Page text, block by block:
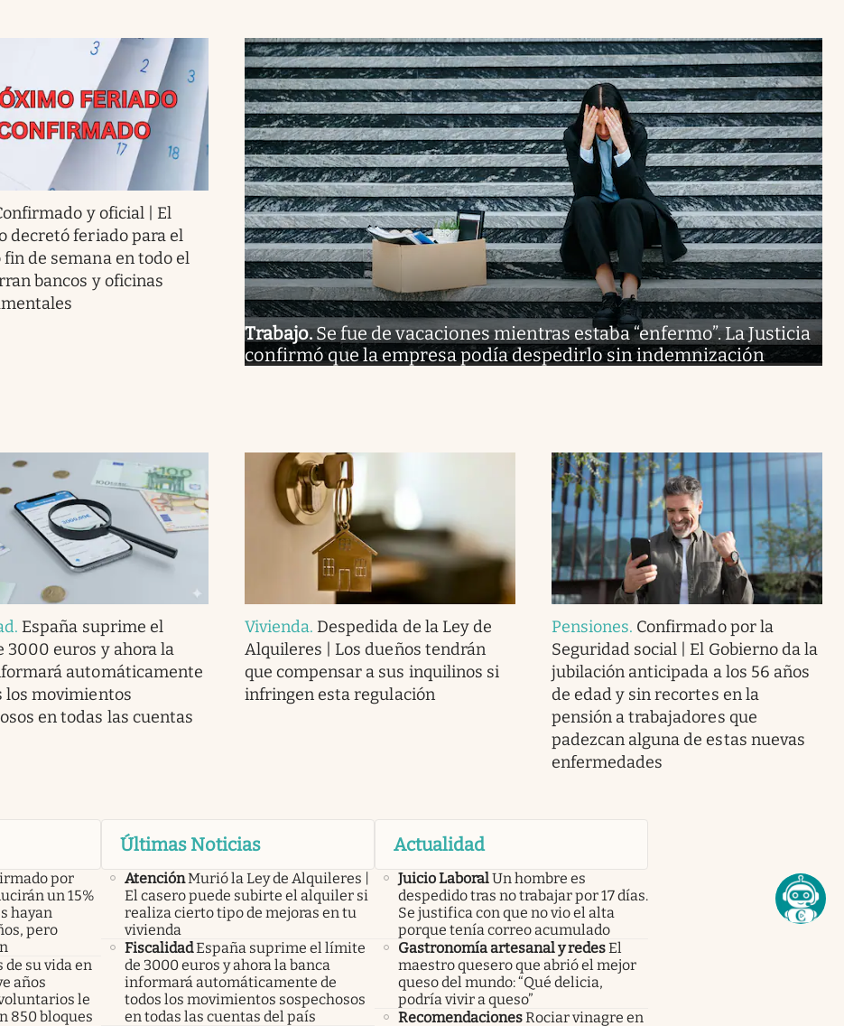
y oficial | El
decretó feriado para el
de semana en todo el
bancos y oficinas
Trabajo.Se fue de vacaciones mientras estaba “enfermo”. La Justicia
confirmó que la empresa podía despedirlo sin indemnización
. España suprime el
3000 euros y ahora la
automáticamente
los movimientos
en todas las cuentas
Vivienda. Despedida de la Ley de
Alquileres | Los dueños tendrán
que compensar a sus inquilinos si
infringen esta regulación
Pensiones. Confirmado por la
Seguridad social | El Gobierno da la
jubilación anticipada a los 56 años
de edad y sin recortes en la
pensión a trabajadores que
padezcan alguna de estas nuevas
enfermedades
por
un 15%
hayan
pero
de su vida en
años
le
850 bloques
Últimas Noticias
AtenciónMurió la Ley de Alquileres |
El casero puede subirte el alquiler si
realiza cierto tipo de mejoras en tu
vivienda
FiscalidadEspaña suprime el límite
de 3000 euros y ahora la banca
informará automáticamente de
todos los movimientos sospechosos
en todas las cuentas del país
Actualidad
Juicio LaboralUn hombre es
despedido tras no trabajar por 17 días.
Se justifica con que no vio el alta
porque tenía correo acumulado
Gastronomía artesanal y redesEl
maestro quesero que abrió el mejor
queso del mundo: “Qué delicia,
podría vivir a queso”
RecomendacionesRociar vinagre en